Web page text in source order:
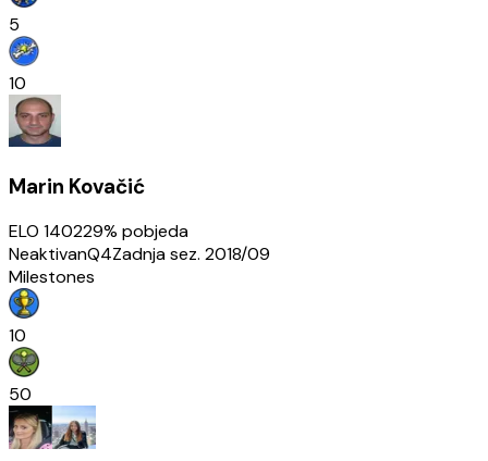
5
10
Marin Kovačić
ELO 140229% pobjeda
NeaktivanQ4Zadnja sez. 2018/09
Milestones
10
50